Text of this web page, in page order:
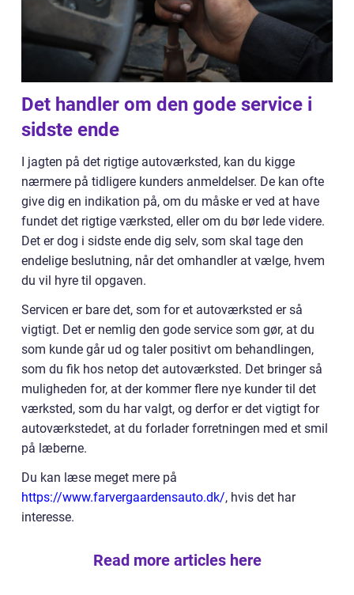
Det handler om den gode service i
sidste ende
I jagten på det rigtige autoværksted, kan du kigge
nærmere på tidligere kunders anmeldelser. De kan ofte
give dig en indikation på, om du måske er ved at have
fundet det rigtige værksted, eller om du bør lede videre.
Det er dog i sidste ende dig selv, som skal tage den
endelige beslutning, når det omhandler at vælge, hvem
du vil hyre til opgaven.
Servicen er bare det, som for et autoværksted er så
vigtigt. Det er nemlig den gode service som gør, at du
som kunde går ud og taler positivt om behandlingen,
som du fik hos netop det autoværksted. Det bringer så
muligheden for, at der kommer flere nye kunder til det
værksted, som du har valgt, og derfor er det vigtigt for
autoværkstedet, at du forlader forretningen med et smil
på læberne.
Du kan læse meget mere på
https://www.farvergaardensauto.dk/, hvis det har
interesse.
Read more articles here